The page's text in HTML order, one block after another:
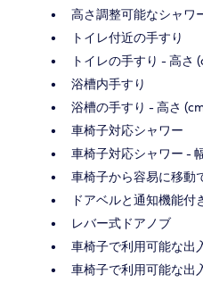
高さ調整可能なシャワ
トイレ付近の手すり
トイレの手すり - 高さ
浴槽内手すり
浴槽の手すり - 高さ
車椅子対応シャワー
車椅子対応シャワー -
車椅子から容易に移動
ドアベルと通知機能付
レバー式ドアノブ
車椅子で利用可能な出
車椅子で利用可能な出